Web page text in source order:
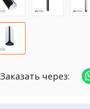
Заказать через: